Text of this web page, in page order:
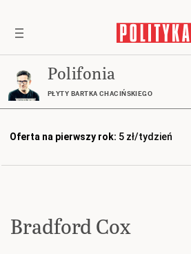
Polifonia
PŁYTY BARTKA CHACIŃSKIEGO
Oferta na pierwszy rok: 5 zł/tydzień
Bradford Cox